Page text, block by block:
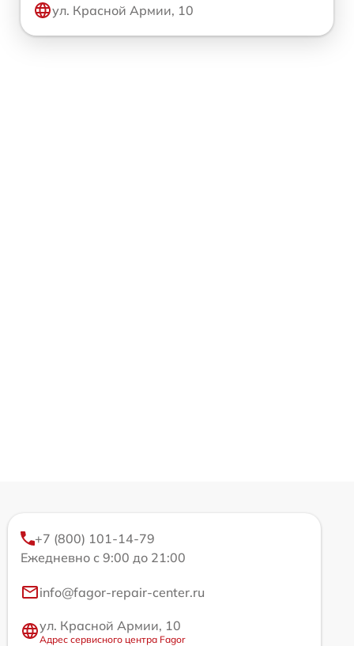
ул. Красной Армии, 10
+7 (800) 101-14-79
Ежедневно с 9:00 до 21:00
info@fagor-repair-center.ru
ул. Красной Армии, 10
Адрес сервисного центра Fagor